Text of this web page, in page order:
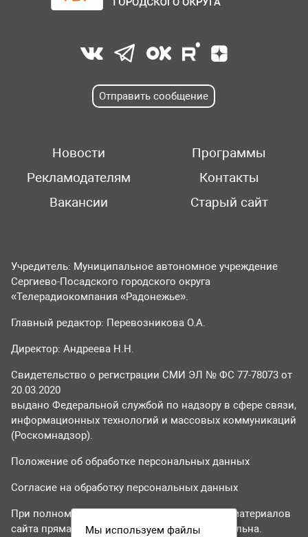
Отправить сообщение
Новости
Программы
Рекламодателям
Контакты
Вакансии
Старый сайт
Учредитель: Муниципальное автономное учреждение
Сергиево-Посадского городского округа
«Телерадиокомпания «Радонежье».
Главный редактор: Перевозникова О.А.
Директор: Андреева Н.Н.
Свидетельство о регистрации СМИ ЭЛ № ФС 77-78073 от
20.03.2020
выдано Федеральной службой по надзору в сфере связи,
информационных технологий и массовых коммуникаций
(Роскомнадзор).
Положение об обработке персональных данных
Согласие на обработку персональных данных
При полном или частичном использовании материалов
сайта прямая гиперссылка на tvr24.tv обязательна.
Мы используем файлы